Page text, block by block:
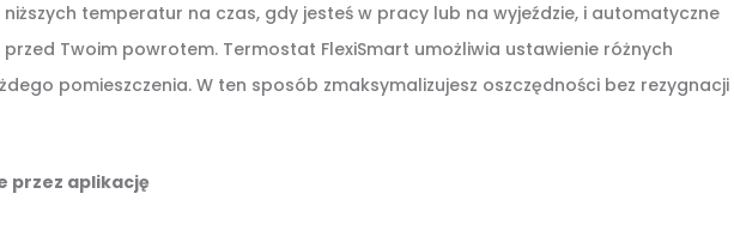
temperatur na czas, gdy jesteś w pracy lub na wyjeździe, i automatyczne
przed Twoim powrotem. Termostat FlexiSmart umożliwia ustawienie różnych
pomieszczenia. W ten sposób zmaksymalizujesz oszczędności bez rezygnacji
przez aplikację